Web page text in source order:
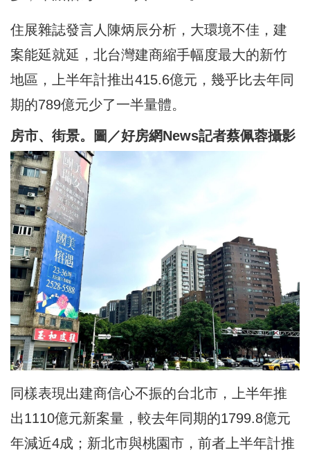
住展雜誌發言人陳炳辰分析，大環境不佳，建
案能延就延，北台灣建商縮手幅度最大的新竹
地區，上半年計推出415.6億元，幾乎比去年同
期的789億元少了一半量體。
房市、街景。圖／好房網News記者蔡佩蓉攝影
同樣表現出建商信心不振的台北市，上半年推
出1110億元新案量，較去年同期的1799.8億元
年減近4成；新北市與桃園市，前者上半年計推